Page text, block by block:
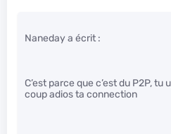
Naneday a écrit :
C’est parce que c’est du P2P,
coup adios ta connection